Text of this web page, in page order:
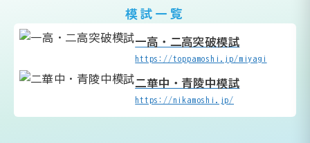
模試一覧
一高・二高突破模試
https://toppamoshi.jp/miyagi
二華中・青陵中模試
https://nikamoshi.jp/